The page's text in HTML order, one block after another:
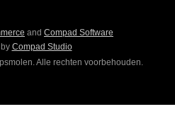
and Compad Software
Compad Studio
Alle rechten voorbehouden.